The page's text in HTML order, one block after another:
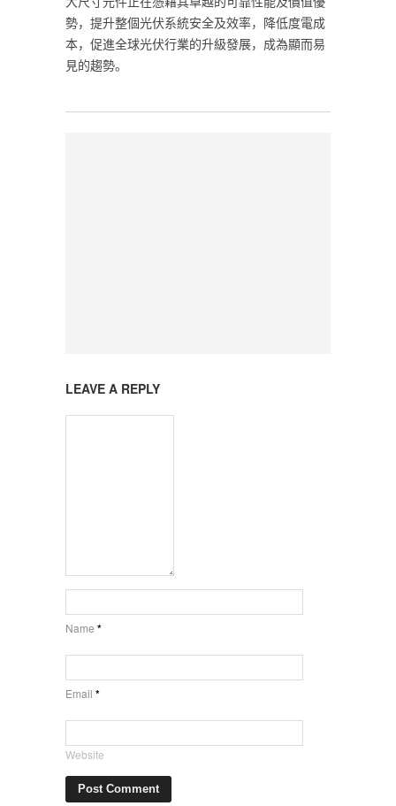
勢，提升整個光伏系統安全及效率，降低度電成
本，促進全球光伏行業的升級發展，成為顯而易
見的趨勢。‎
LEAVE A REPLY
Name *
Email *
Website